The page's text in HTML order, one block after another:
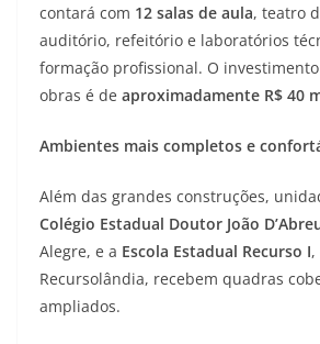
contará com 12 salas de aula, teatro
auditório, refeitório e laboratórios
formação profissional. O
obras é de aproximadamente R$ 40
Ambientes mais completos e
Além das grandes construções,
Colégio Estadual Doutor João
Alegre, e a Escola Estadual Recurso I,
Recursolândia, recebem quadras
ampliados.